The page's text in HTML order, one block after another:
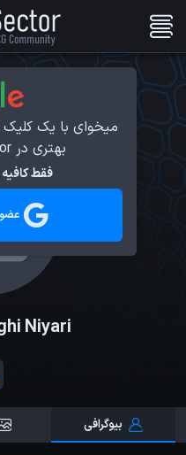
میخوای با یک
بهتری در CGSector داشته باشی؟
فقط
Niyari
بیوگرافی